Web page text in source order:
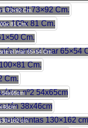
73×92 Cm.
81 Cm.
el lmar 65×54 Cm.
54x65cm
cm